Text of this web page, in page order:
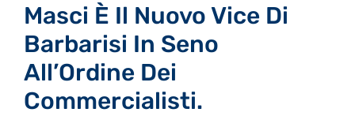
Masci È Il Nuovo Vice Di
Barbarisi In Seno
All’Ordine Dei
Commercialisti.